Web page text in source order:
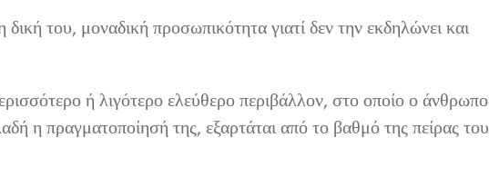
του, μοναδική προσωπικότητα γιατί δεν την εκδηλώνει και
ή λιγότερο ελεύθερο περιβάλλον, στο οποίο ο
η πραγματοποίησή της, εξαρτάται από το βαθμό της πείρας του